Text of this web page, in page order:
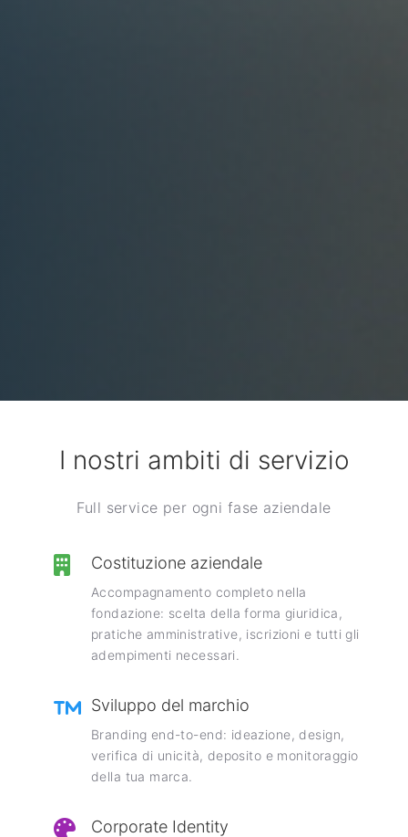
I nostri ambiti di servizio
Full service per ogni fase aziendale
Costituzione aziendale
Accompagnamento completo nella
fondazione: scelta della forma giuridica,
pratiche amministrative, iscrizioni e tutti gli
adempimenti necessari.
Sviluppo del marchio
Branding end-to-end: ideazione, design,
verifica di unicità, deposito e monitoraggio
della tua marca.
Corporate Identity